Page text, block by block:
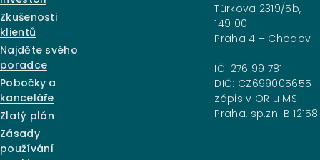
Zkušenosti
klientů
Najděte svého
poradce
Pobočky a
kanceláře
Zlatý plán
Zásady
používání
Türkova 2319/5b,
149 00
Praha 4 – Chodov
IČ: 276 99 781
DIČ: CZ699005655
zápis v OR u MS
Praha, sp.zn. B 12158